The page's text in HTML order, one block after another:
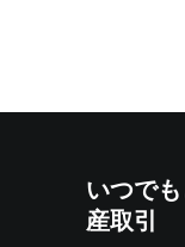
いつで
産取引